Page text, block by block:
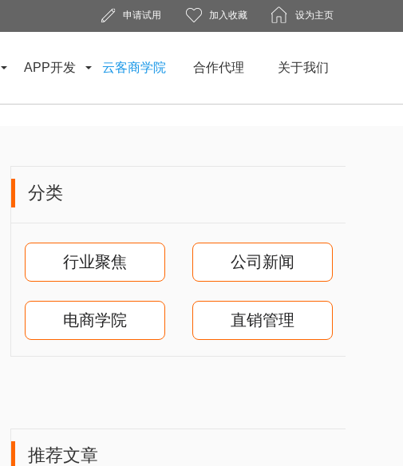
申请试用 加入收藏 设为主页
APP开发 云客商学院 合作代理 关于我们
分类
行业聚焦 公司新闻
电商学院 直销管理
推荐文章